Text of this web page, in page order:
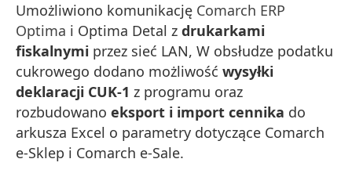
Umożliwiono komunikację Comarch ERP
Optima i Optima Detal z drukarkami
fiskalnymi przez sieć LAN, W obsłudze podatku
cukrowego dodano możliwość wysyłki
deklaracji CUK-1 z programu oraz
rozbudowano eksport i import cennika do
arkusza Excel o parametry dotyczące Comarch
e-Sklep i Comarch e-Sale.